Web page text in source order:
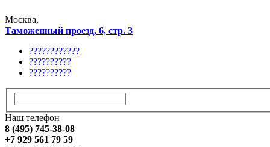
Москва,
Таможенный проезд, 6, стр. 3
????????????
??????????
??????????
Наш телефон
8 (495) 745-38-08
+7 929 561 79 59